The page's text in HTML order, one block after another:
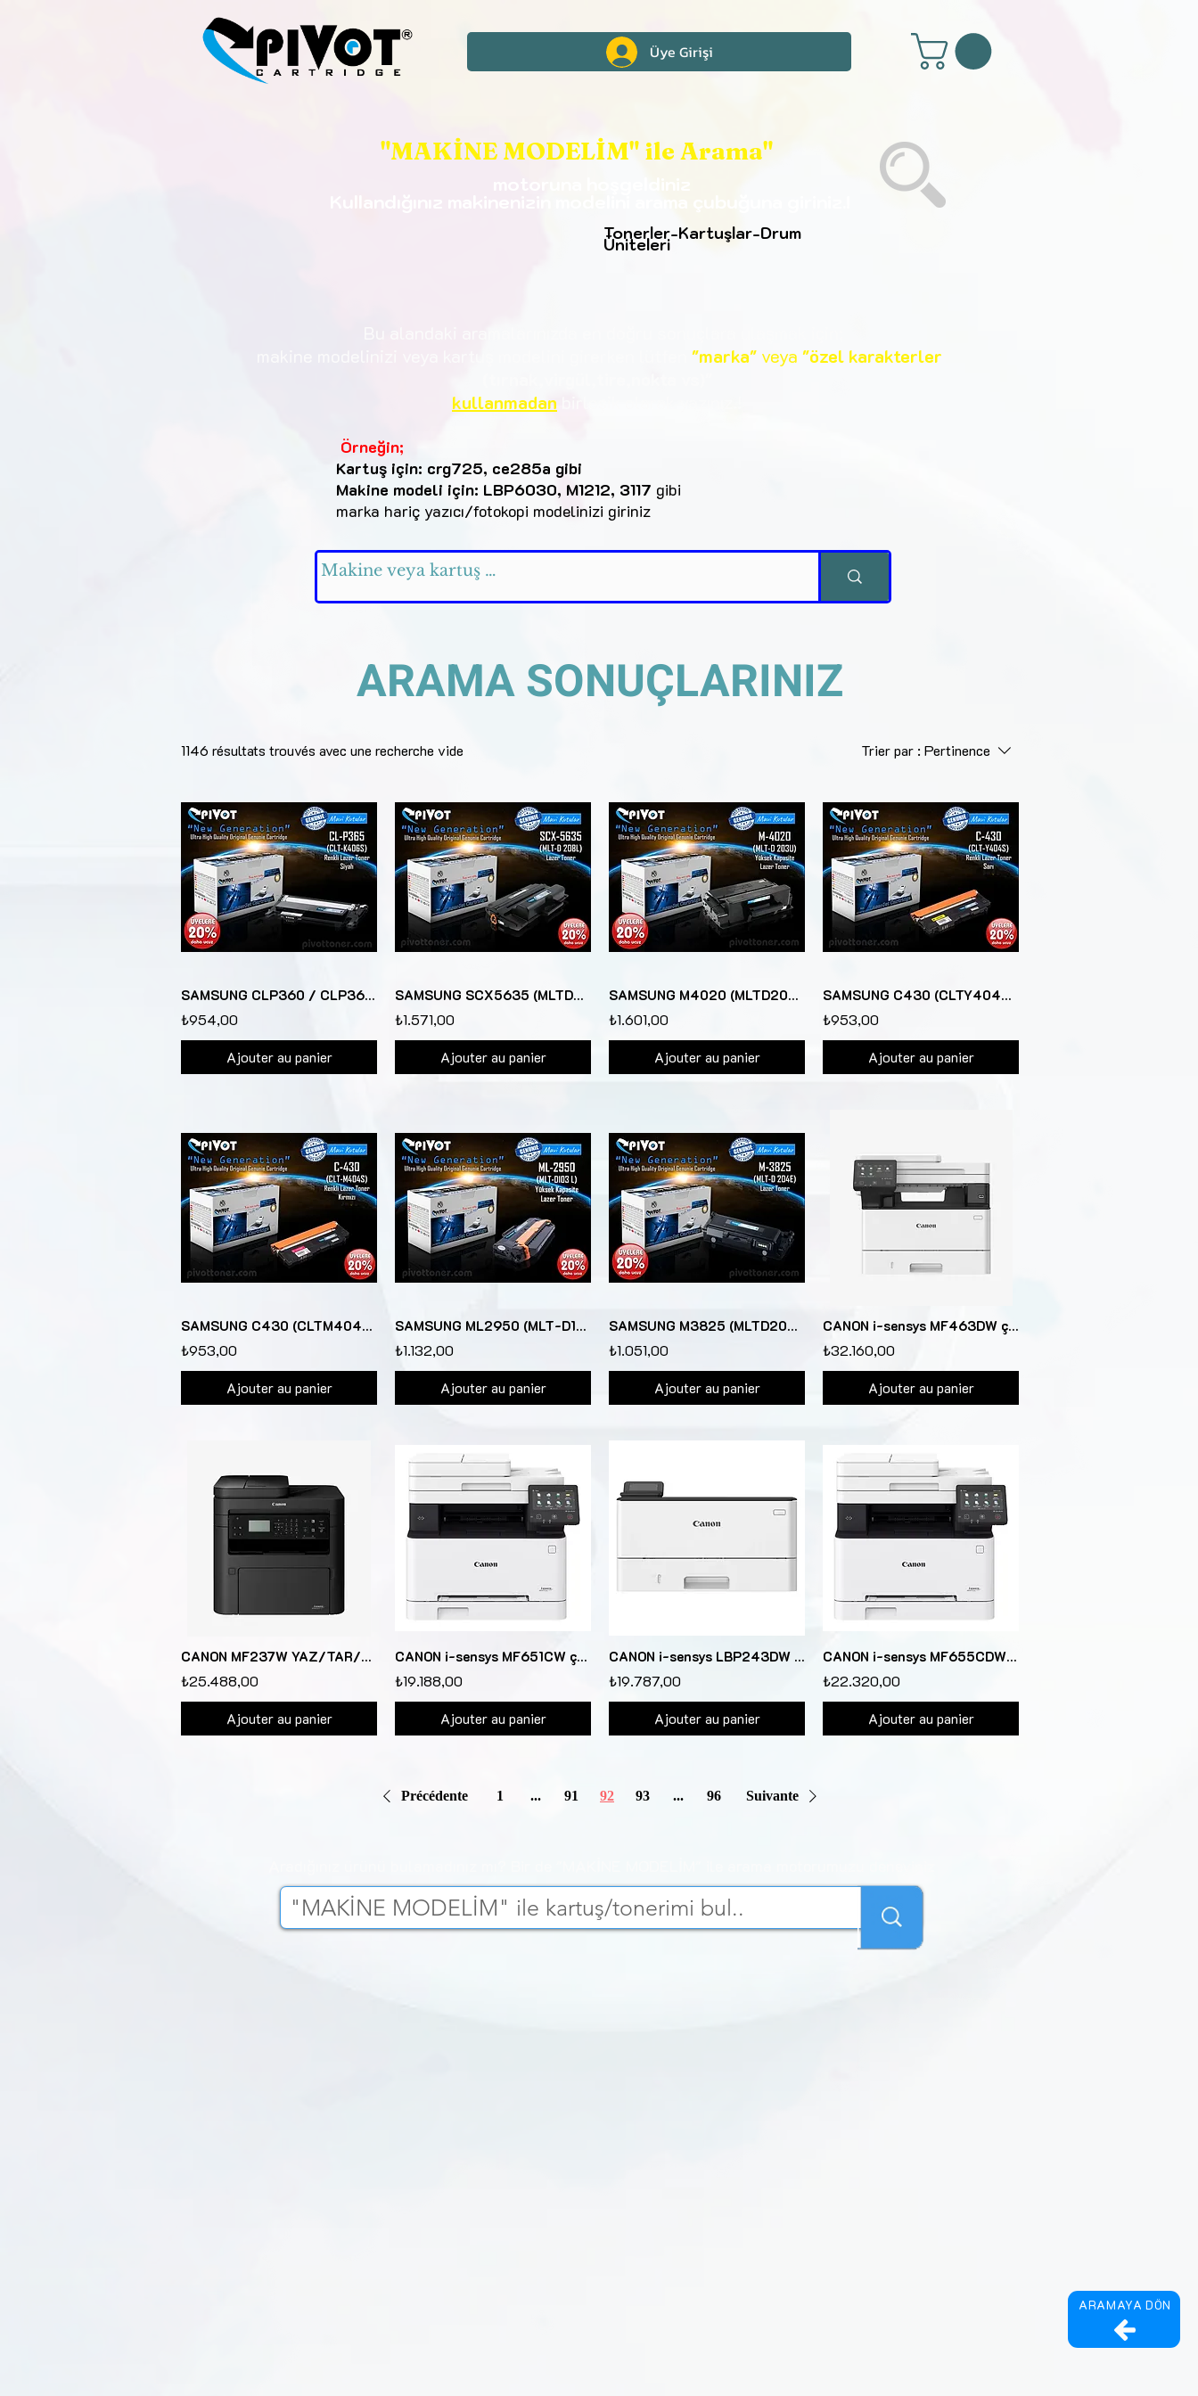
Üye Girişi
"MAKİNE MODELİM" ile Arama"
Tonerler-Kartuşlar-Drum
Üniteleri
"marka" veya "özel karakterler
kullanmadan
Örneğin;
Kartuş için: crg725, ce285a gibi
Makine modeli için: LBP6030, M1212, 3117 gibi
marka hariç yazıcı/fotokopi modelinizi giriniz
ARAMA SONUÇLARINIZ
1146 résultats trouvés avec une recherche vide Trier par : Pertinence
SAMSUNG CLP360 / CLP365 (CLTK406S) Siyah renkli lazer toner kartuşu için
₺954,00
Ajouter au panier
SAMSUNG SCX5635 (MLTD208L) Lazer Toner için
₺1.571,00
Ajouter au panier
SAMSUNG M4020 (MLTD203U) "Yüksek Kapasite" Lazer Toner için
₺1.601,00
Ajouter au panier
SAMSUNG C430 (CLTY404S) Sarı renkli lazer toner kartuşu için
₺953,00
Ajouter au panier
SAMSUNG C430 (CLTM404S) Kırmızı renkli lazer toner kartuşu için
₺953,00
Ajouter au panier
SAMSUNG ML2950 (MLT-D103L) "Yüksek Kapasite" Lazer Toner için
₺1.132,00
Ajouter au panier
SAMSUNG M3825 (MLTD204L) Lazer Toner için
₺1.051,00
Ajouter au panier
CANON i-sensys MF463DW çok fonksiyonlu mono lazer YAZ/TAR/FOT/DUB/ETH/WIFI
₺32.160,00
Ajouter au panier
CANON MF237W YAZ/TAR/FOT/FAX/ETH/WIFI A4 + 2 TONER
₺25.488,00
Ajouter au panier
CANON i-sensys MF651CW çok fonksiyonlu renkli lazer YAZ/TAR/FOT/ETH/WIF
₺19.188,00
Ajouter au panier
CANON i-sensys LBP243DW MONO LAZER YAZICI
₺19.787,00
Ajouter au panier
CANON i-sensys MF655CDW çok fonksiyonlu dublex renkli lazer YAZ/TAR/FOT/ETH/WIF
₺22.320,00
Ajouter au panier
Précédente 1 ... 91 92 93 ... 96 Suivante
"MAKİNE MODELİM" ile kartuş/tonerimi bul..
ARAMAYA DÖN